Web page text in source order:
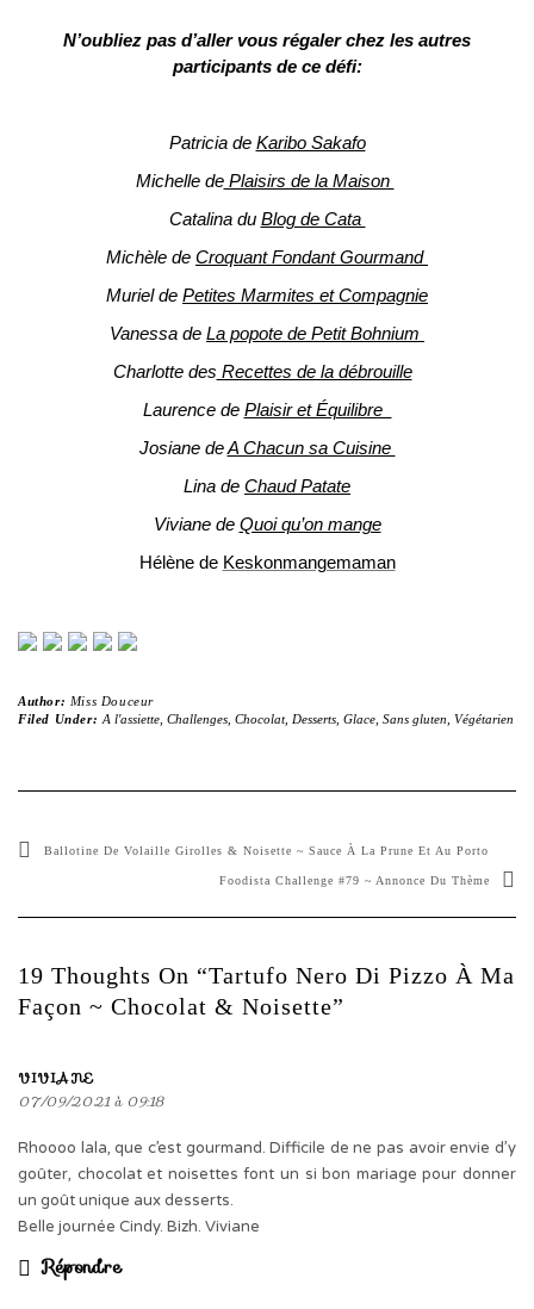
N’oubliez pas d’aller vous régaler chez les autres
participants de ce défi:
Patricia de Karibo Sakafo
Michelle dePlaisirs de la Maison
Catalina du Blog de Cata
Michèle de Croquant Fondant Gourmand
Muriel de Petites Marmites et Compagnie
Vanessa de La popote de Petit Bohnium
Charlotte des Recettes de la débrouille
Laurence de Plaisir et Équilibre
Josiane deA Chacun sa Cuisine
Lina de Chaud Patate
Viviane de Quoi qu’on mange
Hélène de Keskonmangemaman
Author: Miss Douceur
Filed Under: A l'assiette, Challenges, Chocolat, Desserts, Glace, Sans gluten Végétarien
Ballotine De Volaille Girolles & Noisette ~ Sauce À La Prune Et Au Porto
Foodista Challenge #79 ~ Annonce Du Thème
19 Thoughts On “Tartufo Nero Di Pizzo À Ma
Façon ~ Chocolat & Noisette”
VIVIANE
07/09/2021 à 09:18
Rhoooo lala, que c’est gourmand. Difficile de ne pas avoir envie d’y
goûter, chocolat et noisettes font un si bon mariage pour donner
un goût unique aux desserts.
Belle journée Cindy. Bizh. Viviane
Répondre